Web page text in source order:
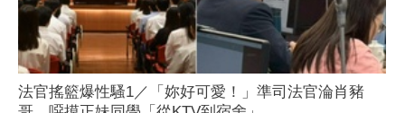
法官搖籃爆性騷1／「妳好可愛！」準司法官淪肖豬